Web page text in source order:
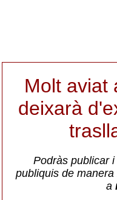
Molt aviat
deixarà
Podràs publicar
publiquis de manera
a